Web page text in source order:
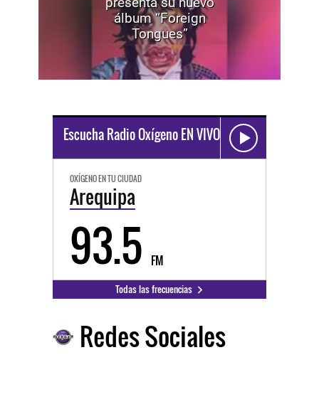
álbum “Foreign
Tongues”
Escucha Radio Oxígeno EN VIVO
OXÍGENO EN TU CIUDAD
Arequipa
93.5 FM
Todas las frecuencias
Redes Sociales